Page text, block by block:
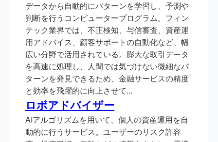
データから自動的にパターンを学習し、予測や
判断を行うコンピュータープログラム。フィン
テック業界では、不正検知、与信審査、資産運
用アドバイス、顧客サポートの自動化など、幅
広い分野で活用されている。膨大な取引データ
を高速に処理し、人間では気づけない微細なパ
ターンを発見できるため、金融サービスの精度
と効率を飛躍的に向上させて...
ロボアドバイザー
AIアルゴリズムを用いて、個人の資産運用を自
動的に行うサービス。ユーザーのリスク許容